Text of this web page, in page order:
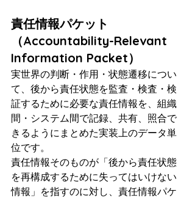
責任情報パケット
（Accountability-Relevant
Information Packet）
実世界の判断・作用・状態遷移につい
て、後から責任状態を監査・検査・検
証するために必要な責任情報を、組織
間・システム間で記録、共有、照合で
きるようにまとめた実装上のデータ単
位です。
責任情報そのものが「後から責任状態
を再構成するために失ってはいけない
情報」を指すのに対し、責任情報パケ